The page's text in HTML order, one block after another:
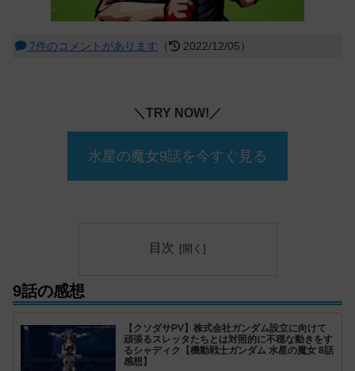
7件のコメントがあります （ 2022/12/05）
＼TRY NOW!／
水星の魔女9話を今すぐ見る
目次
9話の感想
【クソダサPV】株式会社ガンダム設立に向けて
頑張るスレッタたちとは対照的に不穏な動きをす
るシャディク【機動戦士ガンダム 水星の魔女 8話
感想】